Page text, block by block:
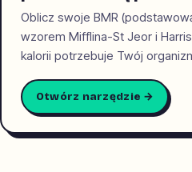
Oblicz swoje BMR
wzorem Mifflina-St Jeor i
kalorii potrzebuje Twój
Otwórz narzędzie →